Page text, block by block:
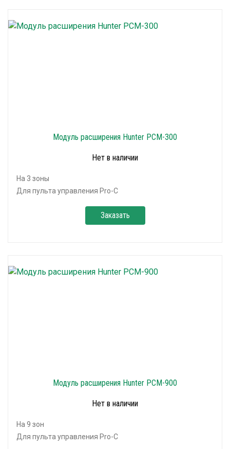
Модуль расширения Hunter PCM-300
Нет в наличии
На 3 зоны
Для пульта управления Pro-C
Заказать
Модуль расширения Hunter PCM-900
Нет в наличии
На 9 зон
Для пульта управления Pro-C